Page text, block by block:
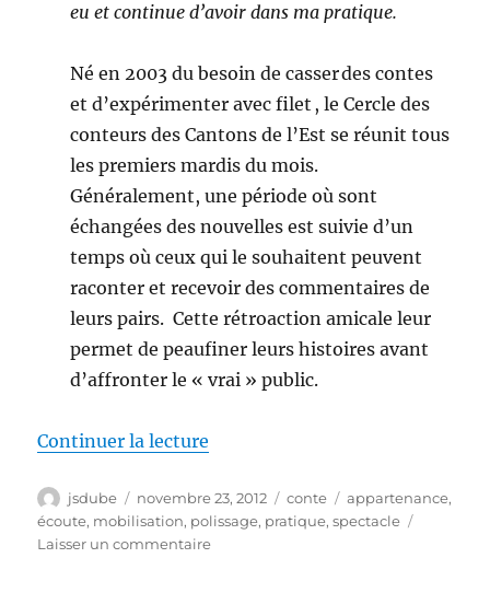
eu et continue d’avoir dans ma pratique.
Né en 2003 du besoin de casser des contes
et d’expérimenter avec filet , le Cercle des
conteurs des Cantons de l’Est se réunit tous
les premiers mardis du mois.
Généralement, une période où sont
échangées des nouvelles est suivie d’un
temps où ceux qui le souhaitent peuvent
raconter et recevoir des commentaires de
leurs pairs. Cette rétroaction amicale leur
permet de peaufiner leurs histoires avant
d’affronter le « vrai » public.
Continuer la lecture
Auteur
jsdube
Publié
le
novembre 23, 2012 Catégories
conte Étiquettes
appartenance,
écoute, mobilisation, polissage, pratique,spectacle
Laisser un commentairesur